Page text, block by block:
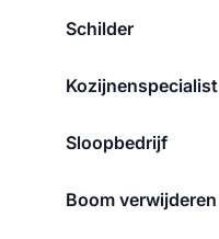
Schilder
Kozijnenspecialist
Sloopbedrijf
Boom verwijderen